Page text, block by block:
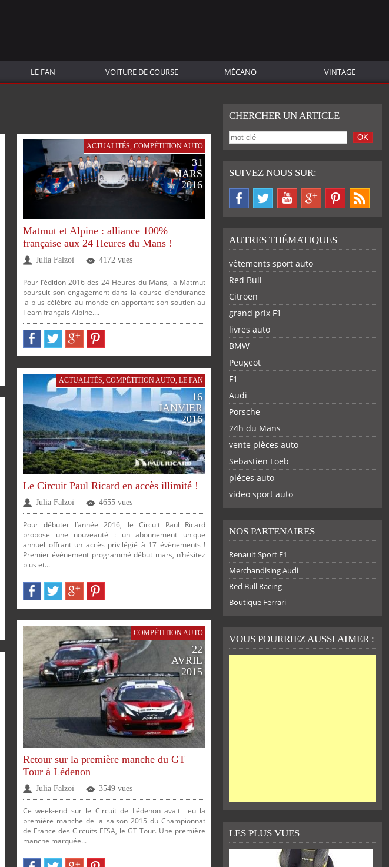
LE FAN VOITURE DE COURSE MÉCANO VINTAGE
ACTUALITÉS, COMPÉTITION AUTO
31
MARS
2016
Matmut et Alpine : alliance 100%
française aux 24 Heures du Mans !
Julia Falzoï 4172 vues
Pour l’édition 2016 des 24 Heures du Mans, la Matmut
poursuit son engagement dans la course d’endurance
la plus célèbre au monde en apportant son soutien au
Team français Alpine....
ACTUALITÉS, COMPÉTITION AUTO, LE FAN
16
JANVIER
2016
Le Circuit Paul Ricard en accès illimité !
Julia Falzoï 4655 vues
Pour débuter l’année 2016, le Circuit Paul Ricard
propose une nouveauté : un abonnement unique
annuel offrant un accès privilégié à 17 évènements !
Premier événement programmé début mars, n’hésitez
plus et...
COMPÉTITION AUTO
22
AVRIL
2015
Retour sur la première manche du GT
Tour à Lédenon
Julia Falzoï 3549 vues
Ce week-end sur le Circuit de Lédenon avait lieu la
première manche de la saison 2015 du Championnat
de France des Circuits FFSA, le GT Tour. Une première
manche marquée...
CHERCHER UN ARTICLE
SUIVEZ NOUS SUR:
FACEBOOKTWITTER
AUTRES THÉMATIQUES
vêtements sport auto
Red Bull
Citroën
grand prix F1
livres auto
BMW
Peugeot
F1
Audi
Porsche
24h du Mans
vente pièces auto
Sebastien Loeb
piéces auto
video sport auto
NOS PARTENAIRES
Renault Sport F1
Merchandising Audi
Red Bull Racing
Boutique Ferrari
VOUS POURRIEZ AUSSI AIMER :
LES PLUS VUES